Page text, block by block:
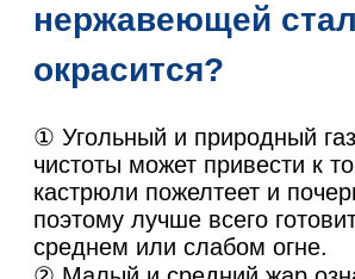
нержавеющей
окрасится?
① Угольный и природный
чистоты может привести к
кастрюли пожелтеет и
поэтому лучше всего
среднем или слабом огне.